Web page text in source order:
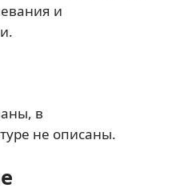
и
в
не описаны.